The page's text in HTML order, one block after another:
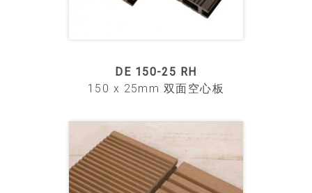
DE 150-25 RH
150 x 25mm 双面空心板